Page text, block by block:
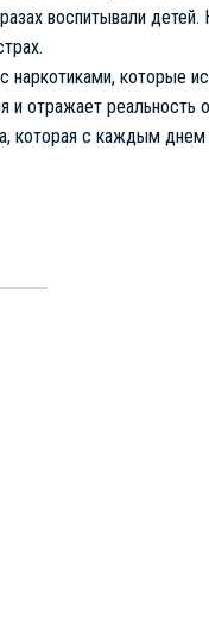
воспитывали
которые
и отражает реальность
которая с каждым днем